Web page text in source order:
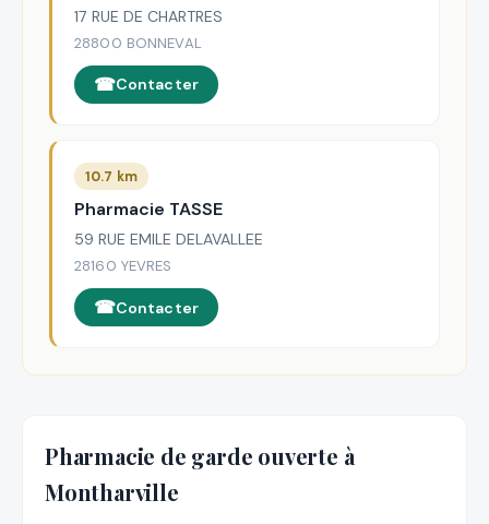
17 RUE DE CHARTRES
28800 BONNEVAL
Contacter
10.7 km
Pharmacie TASSE
59 RUE EMILE DELAVALLEE
28160 YEVRES
Contacter
Pharmacie de garde ouverte à
Montharville